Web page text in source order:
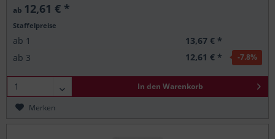
ab 12,61 € *
Staffelpreise
ab 1
13,67 € *
ab 3 12,61 € * -7.8%
In den Warenkorb
Merken